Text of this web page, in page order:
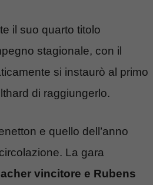
il suo quarto titolo
stagionale, con il
si instaurò al primo
di raggiungerlo.
e quello dell’anno
La gara
vincitore e Rubens